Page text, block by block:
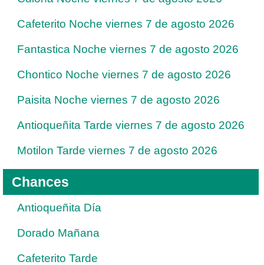
Cafeterito Noche viernes 7 de agosto 2026
Fantastica Noche viernes 7 de agosto 2026
Chontico Noche viernes 7 de agosto 2026
Paisita Noche viernes 7 de agosto 2026
Antioqueñita Tarde viernes 7 de agosto 2026
Motilon Tarde viernes 7 de agosto 2026
Chances
Antioqueñita Día
Dorado Mañana
Cafeterito Tarde